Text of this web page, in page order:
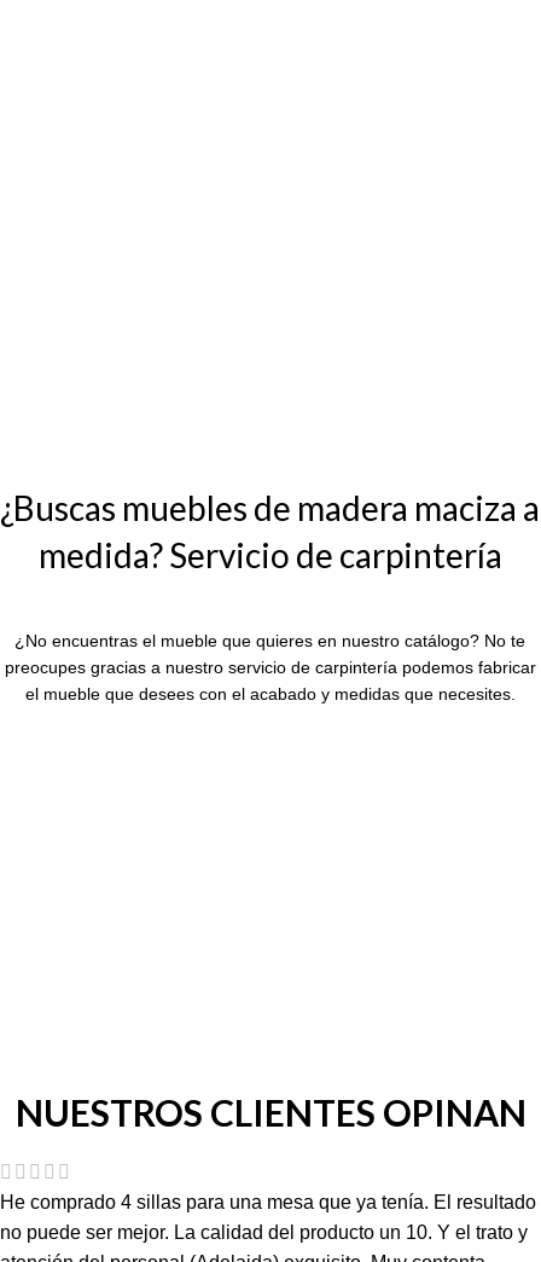
¿Buscas muebles de madera maciza a
medida? Servicio de carpintería
¿No encuentras el mueble que quieres en nuestro catálogo? No te
preocupes gracias a nuestro servicio de carpintería podemos fabricar
el mueble que desees con el acabado y medidas que necesites.
NUESTROS CLIENTES OPINAN
He comprado 4 sillas para una mesa que ya tenía. El resultado
no puede ser mejor. La calidad del producto un 10. Y el trato y